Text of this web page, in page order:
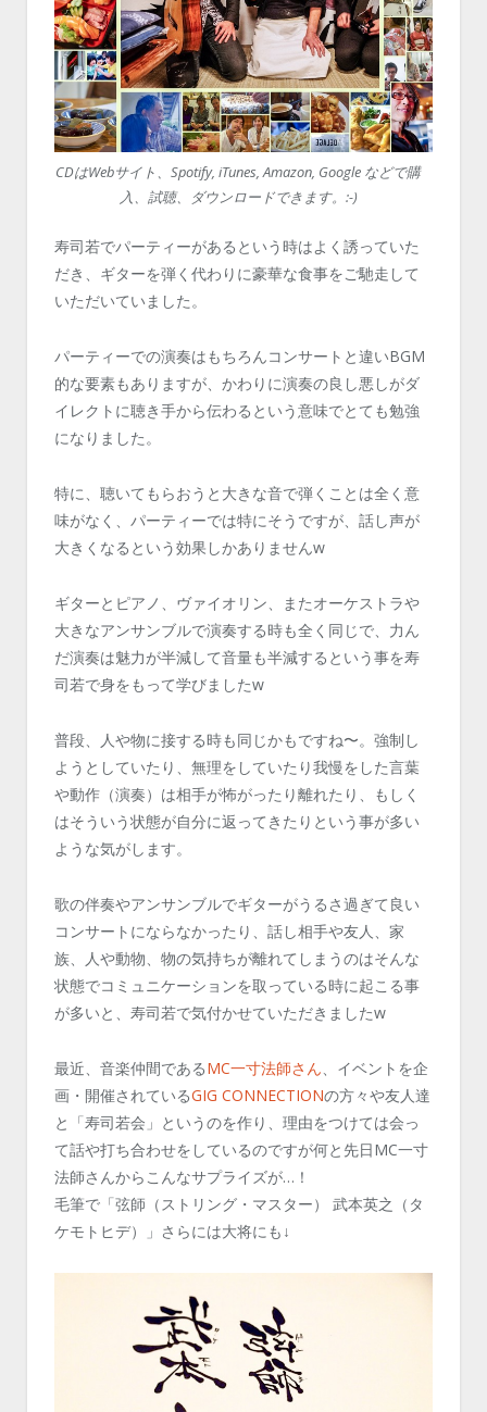
CDはWebサイト、Spotify, iTunes, Amazon, Google などで購
入、試聴、ダウンロードできます。:-)
寿司若でパーティーがあるという時はよく誘っていた
だき、ギターを弾く代わりに豪華な食事をご馳走して
いただいていました。
パーティーでの演奏はもちろんコンサートと違いBGM
的な要素もありますが、かわりに演奏の良し悪しがダ
イレクトに聴き手から伝わるという意味でとても勉強
になりました。
特に、聴いてもらおうと大きな音で弾くことは全く意
味がなく、パーティーでは特にそうですが、話し声が
大きくなるという効果しかありませんw
ギターとピアノ、ヴァイオリン、またオーケストラや
大きなアンサンブルで演奏する時も全く同じで、力ん
だ演奏は魅力が半減して音量も半減するという事を寿
司若で身をもって学びましたw
普段、人や物に接する時も同じかもですね〜。強制し
ようとしていたり、無理をしていたり我慢をした言葉
や動作（演奏）は相手が怖がったり離れたり、もしく
はそういう状態が自分に返ってきたりという事が多い
ような気がします。
歌の伴奏やアンサンブルでギターがうるさ過ぎて良い
コンサートにならなかったり、話し相手や友人、家
族、人や動物、物の気持ちが離れてしまうのはそんな
状態でコミュニケーションを取っている時に起こる事
が多いと、寿司若で気付かせていただきましたw
最近、音楽仲間であるMC一寸法師さん 、イベントを企
画・開催されているGIG CONNECTIONの方々や友人達
と「寿司若会」というのを作り、理由をつけては会っ
て話や打ち合わせをしているのですが何と先日MC一寸
法師さんからこんなサプライズが…！
毛筆で「弦師（ストリング・マスター） 武本英之（タ
ケモトヒデ）」さらには大将にも↓